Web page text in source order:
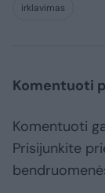
irklavimas
Komentuoti
Komentuoti
Prisijunkite